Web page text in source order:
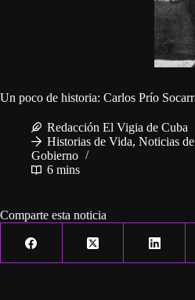
Un poco de historia: Carlos Prío
Redacción El Vigia de Cuba
Historias de Vida, Noticias
Gobierno
6 mins
Comparte esta noticia